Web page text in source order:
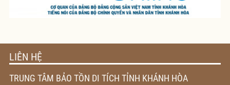
LIÊN HỆ
TRUNG TÂM BẢO TỒN DI TÍCH TỈNH KHÁNH HÒA